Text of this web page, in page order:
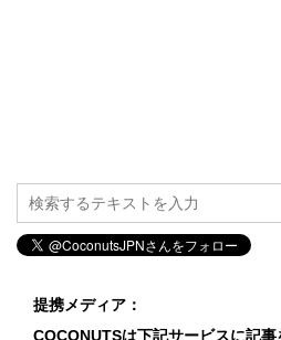
提携メディア：
COCONUTSは下記サービスに記事